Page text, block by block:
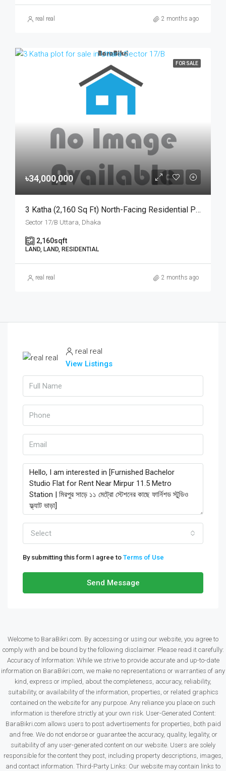
real real 2 months ago
FOR SALE
৳34,000,000
3 Katha (2,160 Sq Ft) North-Facing Residential Plot For Sale At Sector-17/B, Uttara | উত্তরা ১৭/বি সেক্টরে মেট্রোরেল স্টেশনের কাছে ৩ কাঠার উত্তরমুখী আবাসিক প্লট বিক্রয়
Sector 17/B Uttara, Dhaka
2,160sqft
LAND, LAND, RESIDENTIAL
real real 2 months ago
real real
View Listings
Select
By submitting this form I agree to Terms of Use
Send Message
Welcome to BaraBikri.com. By accessing or using our website, you agree to
comply with and be bound by the following disclaimer. Please read it carefully:
Accuracy of Information: While we strive to provide accurate and up-to-date
information on BaraBikri.com, we make no representations or warranties of any
kind, express or implied, about the completeness, accuracy, reliability,
suitability, or availability of the information, properties, or related graphics
contained on the website for any purpose. Any reliance you place on such
information is therefore strictly at your own risk. User-Generated Content:
BaraBikri.com allows users to post advertisements for properties, both paid
and free. We do not endorse or guarantee the accuracy, quality, legality, or
suitability of any user-generated content on our website. Users are solely
responsible for the content they post, including property descriptions, images,
and contact information. Third-Party Links: Our website may contain links to